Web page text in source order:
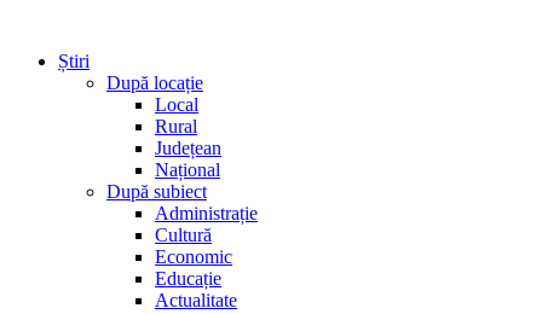
Știri
După locație
Local
Rural
Județean
Național
După subiect
Administrație
Cultură
Economic
Educație
Actualitate